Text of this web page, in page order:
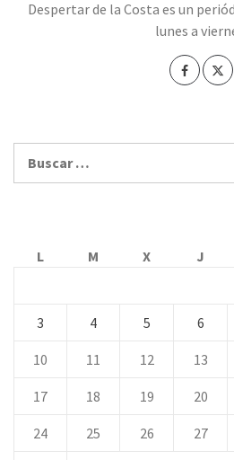
Despertar de la Costa es un
lunes a
L
M X J
3 4 5 6
10 11 12 13
17 18 19 20
24 25 26 27